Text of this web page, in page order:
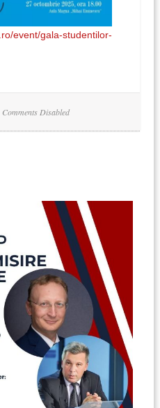
event/gala-studentilor-
Comments Disabled